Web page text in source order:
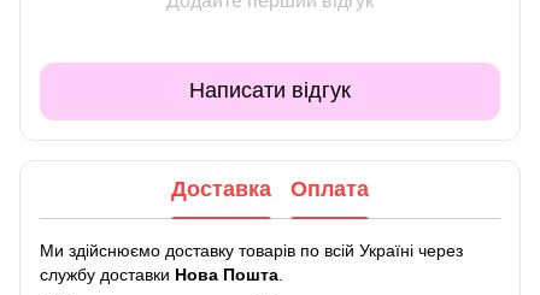
Написати відгук
Доставка Оплата
Ми здійснюємо доставку товарів по всій Україні через
службу доставки Нова Пошта